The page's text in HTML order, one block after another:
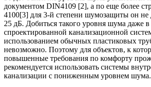
документом DIN4109 [2], а по еще более
4100[3] для 3-й степени шумозащиты он
25 дБ. Добиться такого уровня шума даже
спроектированной канализационной
использованием обычных пластиковых
невозможно. Поэтому для объектов, к
повышенные требования по комфорту
рекомендуется использовать системы
канализации с пониженным уровнем шума.